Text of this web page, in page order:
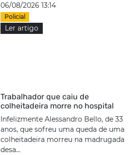
06/08/2026 13:14
Policial
Ler artigo
Trabalhador que caiu de
colheitadeira morre no hospital
Infelizmente Alessandro Bello, de 33
anos, que sofreu uma queda de uma
colheitadeira morreu na madrugada
desa...